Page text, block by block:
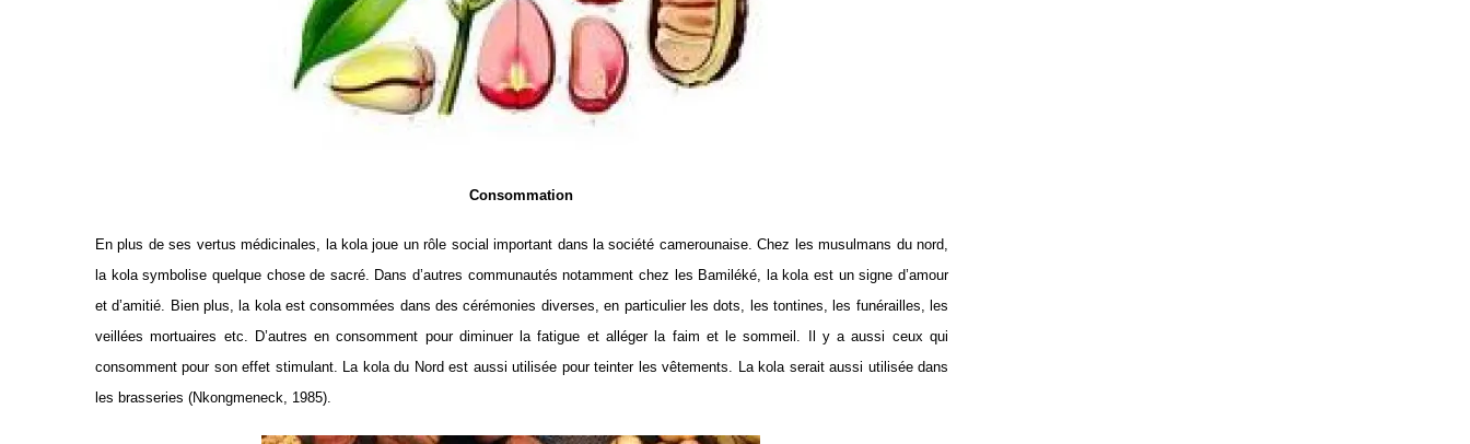
Consommation
En plus de ses vertus médicinales, la kola joue un rôle social important dans la société camerounaise. Chez les musulmans du nord,
la kola symbolise quelque chose de sacré. Dans d’autres communautés notamment chez les Bamiléké, la kola est un signe d’amour
et d’amitié. Bien plus, la kola est consommées dans des cérémonies diverses, en particulier les dots, les tontines, les funérailles, les
veillées mortuaires etc. D’autres en consomment pour diminuer la fatigue et alléger la faim et le sommeil. Il y a aussi ceux qui
consomment pour son effet stimulant. La kola du Nord est aussi utilisée pour teinter les vêtements. La kola serait aussi utilisée dans
les brasseries (Nkongmeneck, 1985).